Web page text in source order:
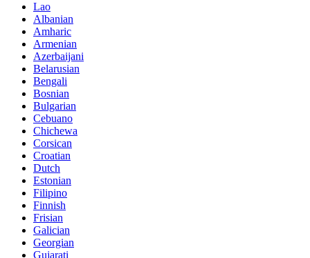
Lao
Albanian
Amharic
Armenian
Azerbaijani
Belarusian
Bengali
Bosnian
Bulgarian
Cebuano
Chichewa
Corsican
Croatian
Dutch
Estonian
Filipino
Finnish
Frisian
Galician
Georgian
Gujarati